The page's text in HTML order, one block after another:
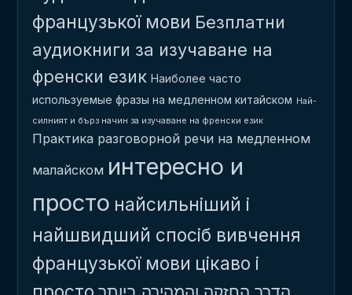
французької мови Безплатни
аудиокниги за изучаване на
френски език Наиболее часто
используемые фразы на медленном китайском Най-
силният и бърз начин за изучаване на френски език
Практика разговорной речи на медленном
малайском интересно и
просто найсильніший і
найшвидший спосіб вивчення
французької мови цікаво і